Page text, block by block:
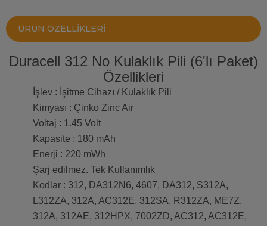
ÜRÜN ÖZELLIKLERI
Duracell 312 No Kulaklık Pili (6'lı Paket)
Özellikleri
İşlev : İşitme Cihazı / Kulaklık Pili
Kimyası : Çinko Zinc Air
Voltaj : 1.45 Volt
Kapasite : 180 mAh
Enerji : 220 mWh
Şarj edilmez. Tek Kullanımlık
Kodlar : 312, DA312N6, 4607, DA312, S312A,
L312ZA, 312A, AC312E, 312SA, R312ZA, ME7Z,
312A, 312AE, 312HPX, 7002ZD, AC312, AC312E,